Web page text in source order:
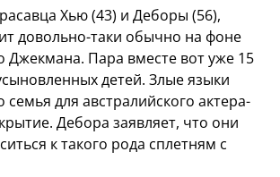
Хью (43) и Деборы (56),
довольно-таки обычно на фоне
Джекмана. Пара вместе вот уже 15
детей. Злые языки
для австралийского актера-
Дебора заявляет, что они
к такого рода сплетням с